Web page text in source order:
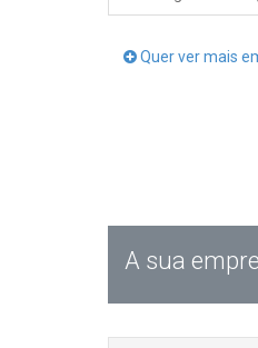
Quer ver mais
A sua